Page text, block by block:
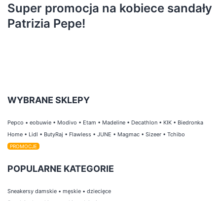
Super promocja na kobiece sandały
Patrizia Pepe!
WYBRANE SKLEPY
Pepco • eobuwie • Modivo • Etam • Madeline • Decathlon • KIK • Biedronka
Home • Lidl • ButyRaj • Flawless • JUNE • Magmac • Sizeer • Tchibo
PROMOCJE
POPULARNE KATEGORIE
Sneakersy damskie • męskie • dziecięce